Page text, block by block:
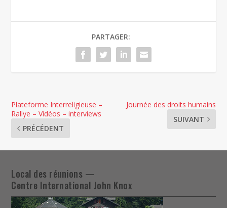
PARTAGER:
Plateforme Interreligieuse –
Rallye – Vidéos – interviews
PRÉCÉDENT
Journée des droits humains
SUIVANT
Local des réunions —
Centre International John Knox